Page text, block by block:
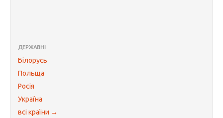
ДЕРЖАВНІ
Білорусь
Польща
Росія
Україна
всі країни →